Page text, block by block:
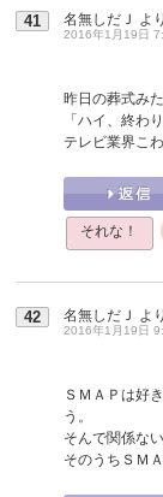
41 名無しだＪ より
2016年1月19日
昨日の葬式み
「ハイ、終わ
テレビ業界こわ
それな！
42 名無しだＪ より
2016年1月19日
ＳＭＡＰは好
う。
そんで関係な
そのうちＳＭ